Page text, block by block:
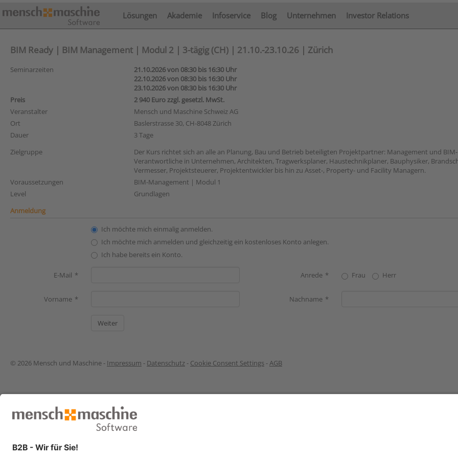
Lösungen Akademie Infoservice Blog Unternehmen Investor Relations
BIM Ready | BIM Management | Modul 2 | 3-tägig (CH) | 21.10.-23.10.26 | Zürich
Seminarzeiten
21.10.2026 von 08:30 bis 16:30 Uhr
22.10.2026 von 08:30 bis 16:30 Uhr
23.10.2026 von 08:30 bis 16:30 Uhr
Preis
2 940 Euro zzgl. gesetzl. MwSt.
Veranstalter
Mensch und Maschine Schweiz AG
Ort
Baslerstrasse 30, CH-8048 Zürich
Dauer
3 Tage
Zielgruppe
Der Kurs richtet sich an alle an Planung, Bau und Betrieb beteiligten Projektpartner: Management und BIM-
Verantwortliche in Unternehmen, Architekten, Tragwerksplaner, Haustechnikplaner, Bauphysiker,
Vermesser, Projektsteuerer, Projektentwickler bis hin zu Asset-, Property- und Facility Managern.
Voraussetzungen
BIM-Management | Modul 1
Level
Grundlagen
Anmeldung
Ich möchte mich einmalig anmelden.
Ich möchte mich anmelden und gleichzeitig ein kostenloses Konto anlegen.
Ich habe bereits ein Konto.
E-Mail Anrede Frau Herr
Vorname Nachname
© 2026 Mensch und Maschine - Impressum - Datenschutz- Cookie Consent Settings-AGB